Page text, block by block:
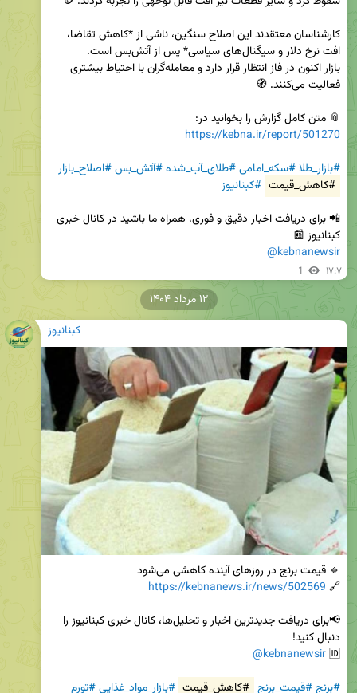
📎 متن کامل گزارش را بخوانید در:
https://kebna.ir/report/501270
#بازار_طلا#سکه_امامی#طلای_آب_شده#آتش_بس#اصلاح_بازار
#کاهش_قیمت #کبنانیوز
کبنانیوز 📰
@kebnanewsir
1 ۱۷:۷
کبنانیوز
🔗
https://kebnanews.ir/news/502569
🆔
@kebnanewsir
#برنج#قیمت_برنج #کاهش_قیمت #بازار_مواد_غذایی#تورم
۱۲ مرداد ۱۴۰۴